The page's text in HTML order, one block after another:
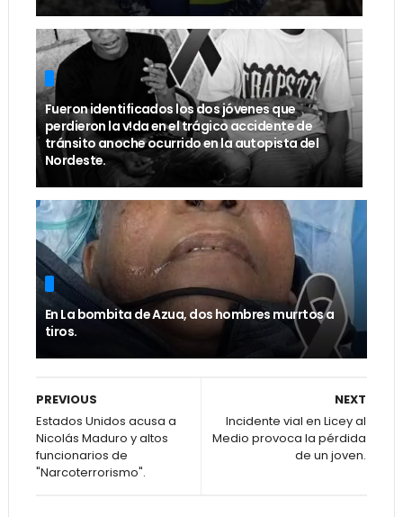
Fueron identificados los dos jóvenes que
perdieron la v!da en el trágico accidente de
tránsito anoche ocurrido en la autopista del
Nordeste.
En La bombita de Azua, dos hombres murrtos a
tiros.
NEXT
Incidente vial en Licey al
Medio provoca la pérdida
de un joven.
PREVIOUS
Estados Unidos acusa a
Nicolás Maduro y altos
funcionarios de
"Narcoterrorismo".